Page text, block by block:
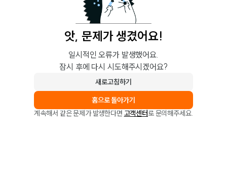
앗, 문제가 생겼어요!
일시적인 오류가 발생했어요.
잠시 후에 다시 시도해주시겠어요?
새로고침하기
홈으로 돌아가기
계속해서 같은 문제가 발생한다면 고객센터로 문의해주세요.